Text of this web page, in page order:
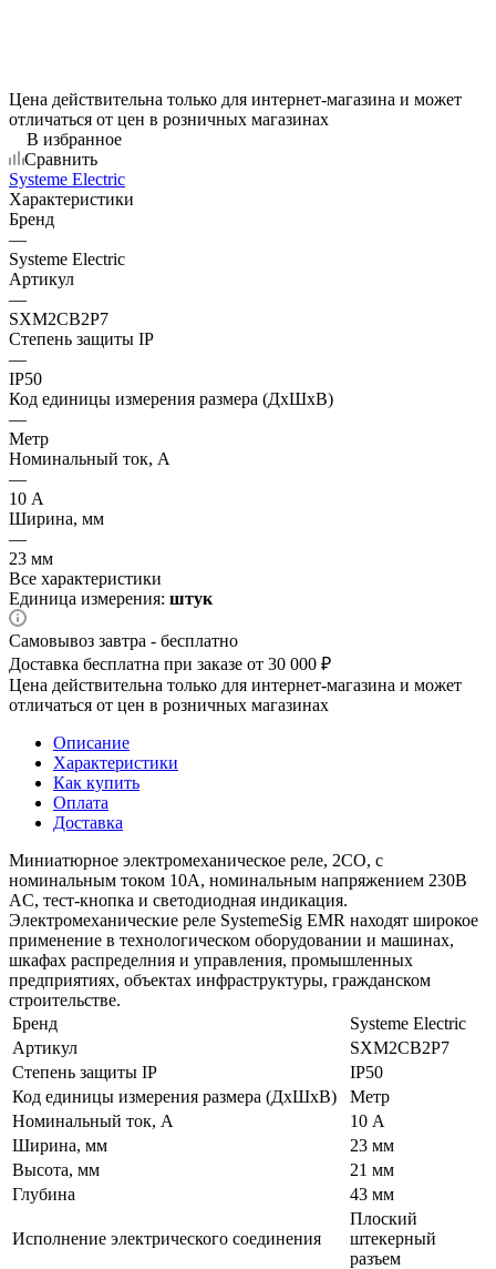
Цена действительна только для интернет-магазина и может
отличаться от цен в розничных магазинах
В избранное
Сравнить
Systeme Electric
Характеристики
Бренд
—
Systeme Electric
Артикул
—
SXM2CB2P7
Степень защиты IP
—
IP50
Код единицы измерения размера (ДхШхВ)
—
Метр
Номинальный ток, А
—
10 А
Ширина, мм
—
23 мм
Все характеристики
Единица измерения: штук
Самовывоз завтра - бесплатно
Доставка бесплатна при заказе от 30 000 ₽
Цена действительна только для интернет-магазина и может
отличаться от цен в розничных магазинах
Описание
Характеристики
Как купить
Оплата
Доставка
Миниатюрное электромеханическое реле, 2CO, с
номинальным током 10А, номинальным напряжением 230В
AC, тест-кнопка и светодиодная индикация.
Электромеханические реле SystemeSig EMR находят широкое
применение в технологическом оборудовании и машинах,
шкафах распределния и управления, промышленных
предприятиях, объектах инфраструктуры, гражданском
строительстве.
Бренд
Systeme Electric
Артикул
SXM2CB2P7
Степень защиты IP
IP50
Код единицы измерения размера (ДхШхВ)
Метр
Номинальный ток, А
10 А
Ширина, мм
23 мм
Высота, мм
21 мм
Глубина
43 мм
Исполнение электрического соединения
Плоский
штекерный
разъем